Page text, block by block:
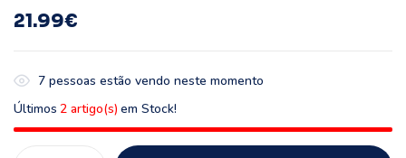
21.99€
7 pessoas estão vendo neste momento
Últimos 2 artigo(s) em Stock!